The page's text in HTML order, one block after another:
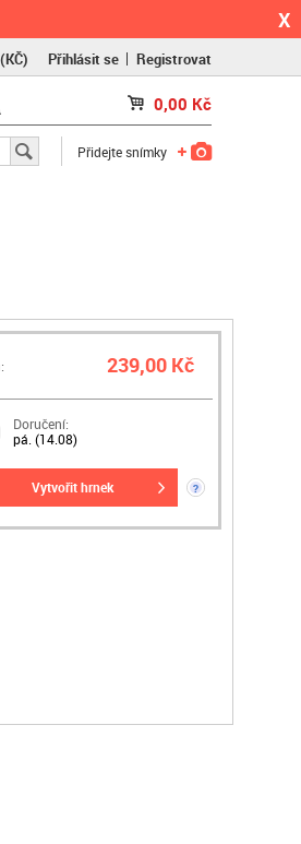
X
(KČ)
Přihlásit se Registrovat
0,00 Kč
Přidejte snímky
239,00 Kč
Doručení:
pá. (14.08)
vytvořit hrnek ?